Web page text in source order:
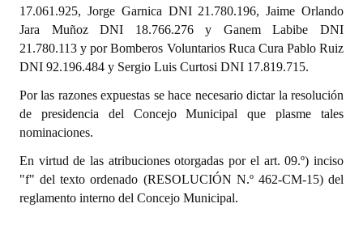
Declaraciones
Resoluciones
Resoluciones de Presidencia
INSTITUCIONAL
Antiguos Pobladores
Noticias Destacadas
17.061.925, Jorge Garnica DNI 21.780.196, Jaime Orlando
Jara Muñoz DNI 18.766.276 y Ganem Labibe DNI
21.780.113 y por Bomberos Voluntarios Ruca Cura Pablo Ruiz
DNI 92.196.484 y Sergio Luis Curtosi DNI 17.819.715.
Por las razones expuestas se hace necesario dictar la resolución
de presidencia del Concejo Municipal que plasme tales
nominaciones.
En virtud de las atribuciones otorgadas por el art. 09.º) inciso
"f" del texto ordenado (RESOLUCIÓN N.º 462-CM-15) del
reglamento interno del Concejo Municipal.